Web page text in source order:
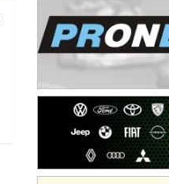
Gral. E. Godoy (Río Negro)
CSK - F7
Juventud Unida (Tierra)
NORESTE
Ciudad de Avellaneda
Avellaneda (Santa Fe)
SUR SANTAFESINO - F4